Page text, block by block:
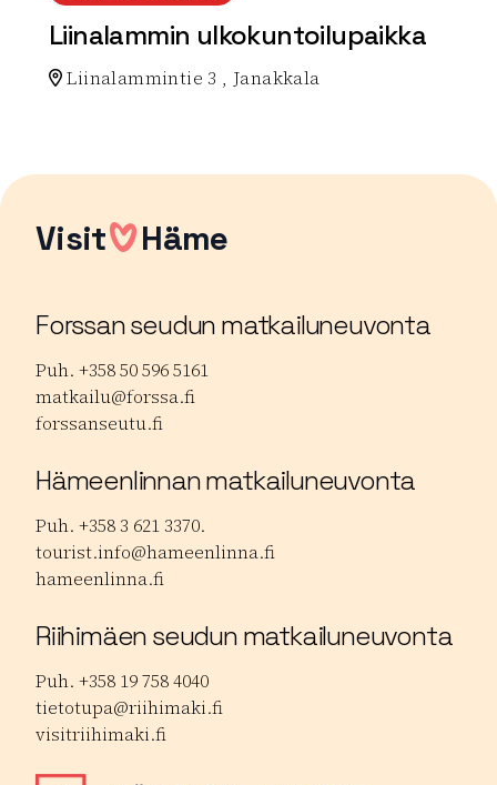
Liinalammin ulkokuntoilupaikka
Liinalammintie 3 , Janakkala
Visit Häme
Forssan seudun matkailuneuvonta
Puh. +358 50 596 5161
matkailu@forssa.fi
forssanseutu.fi
Hämeenlinnan matkailuneuvonta
Puh. +358 3 621 3370.
tourist.info@hameenlinna.fi
hameenlinna.fi
Riihimäen seudun matkailuneuvonta
Puh. +358 19 758 4040
tietotupa@riihimaki.fi
visitriihimaki.fi